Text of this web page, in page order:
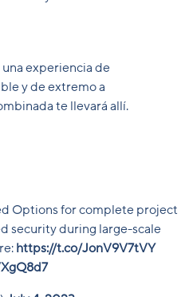
experiencia de
y de extremo a
te llevará allí.
Options for complete project
security during large-scale
https://t.co/JonV9V7tVY